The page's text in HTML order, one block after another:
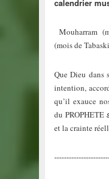
calendrier
Mouharram
(mois de
Que Dieu dans
intention,
qu’il exauce
du PROPHETE
et la crainte